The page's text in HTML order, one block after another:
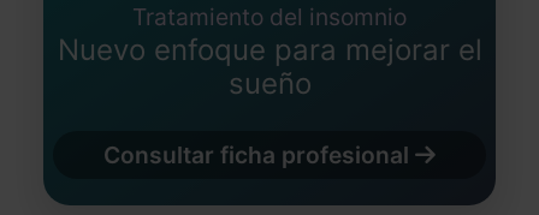
Tratamiento del insomnio
Nuevo enfoque para mejorar el
sueño
Consultar ficha profesional